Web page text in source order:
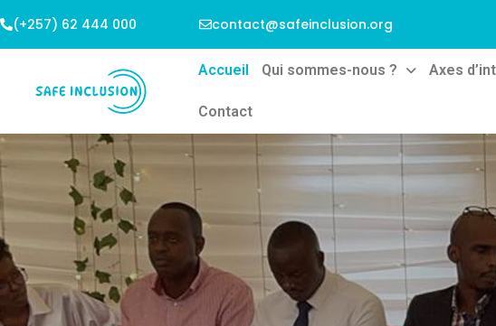
(+257) 62 444 000 contact@safeinclusion.org
Accueil Qui sommes-nous ? Axes
Contact